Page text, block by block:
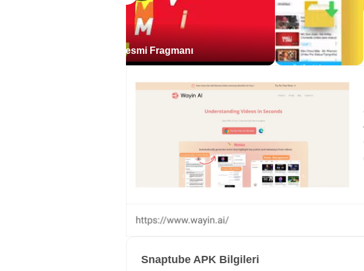
Video Kalitesi ve Depolama Kontrolü
Snaptube, videoları farklı çözünürlüklerde
HD seçenekleri telefonda daha net görüntü isteyenler
görüntü kalitesi sağlar, fakat bu dosyalar özellikle
Bu kalite seçimi, uygulamayı yalnızca indirme aracı
komik video düşük çözünürlükte saklanabilirken,
Mobil veriyle indirme yapılırken düşük kalite daha
MP3 ve M4A Ses İndirme
Snaptube, video içeriklerinden ses dosyası
kapladığı için ses formatı, özellikle uzun listeler
duymadığına göre karar verebilir. Örneğin yolculukta
Snaptube Android için resmi Fragmanı
Snaptube APK Bilgileri